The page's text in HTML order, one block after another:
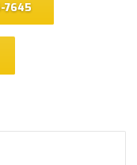
7645